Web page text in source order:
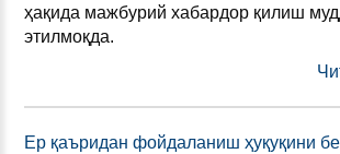
ҳақида мажбурий хабардор қилиш
этилмоқда.
Ер қаъридан фойдаланиш ҳуқуқини